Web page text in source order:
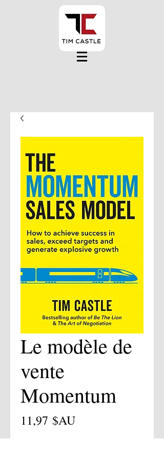
Le modèle de
vente
Momentum
11,97 $AUPrix